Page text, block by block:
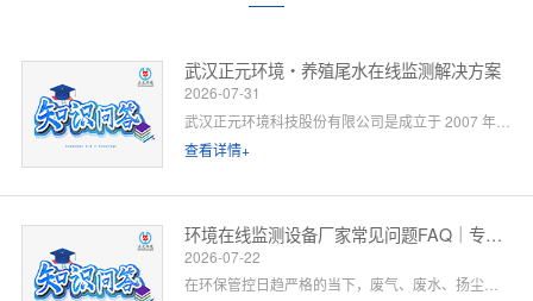
武汉正元环境・养殖尾水在线监测解决方案
2026-07-31
查看详情+
环境在线监测设备厂家常见问题FAQ｜专业厂家答疑解惑
2026-07-22
在环保管控日趋严格的当下，废气、废水、扬尘、噪声等环境在线监测设备已成为工矿企业、园区、市政工程必备的合规配套设施。很多客户在选型、合作、安装运维过程中，常会遇到厂家资质、设备精度、数据联网、售后保障等各类问题。 作为专业环境在线监测设备源头厂家，我们深耕环境监测领域多年，拥有自主研发、生产、销售、运维全链条服务能力。下面针对行业高频咨询问题，整理系统化FAQ答疑，一站式解决您的合作与选型顾虑。 一、厂家实力与资质相关问题